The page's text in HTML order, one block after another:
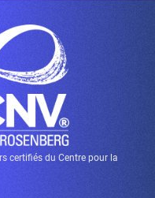
certifiés du Centre pour la